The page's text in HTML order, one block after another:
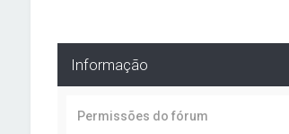
Informação
Permissões do fórum